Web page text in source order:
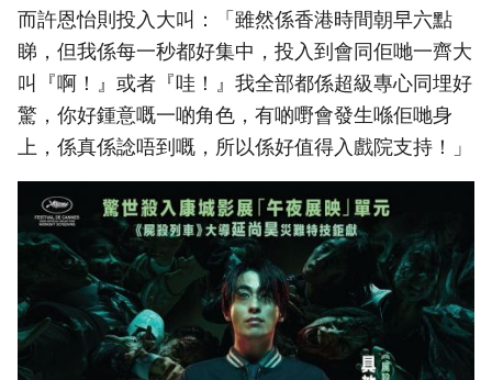
而許恩怡則投入大叫：「雖然係香港時間朝早六點
睇，但我係每一秒都好集中，投入到會同佢哋一齊大
叫『啊！』或者『哇！』我全部都係超級專心同埋好
驚，你好鍾意嘅一啲角色，有啲嘢會發生喺佢哋身
上，係真係諗唔到嘅，所以係好值得入戲院支持！」